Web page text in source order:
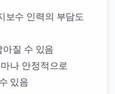
보수 인력의 부담도
아질 수 있음
나 안정적으로
있음